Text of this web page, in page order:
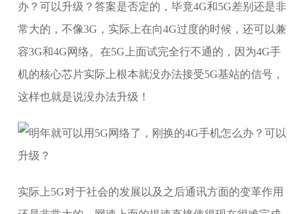
办？可以升级？答案是否定的，毕竟4G和5G差别还是非
常大的，不像3G，实际上在向4G过度的时候，还可以兼
容3G和4G网络。在5G上面试完全行不通的，因为4G手
机的核心芯片实际上根本就没办法接受5G基站的信号，
这样也就是说没办法升级！
实际上5G对于社会的发展以及之后通讯方面的变革作用